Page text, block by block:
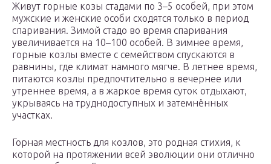
Живут горные козы стадами по 3–5 особей, при этом
мужские и женские особи сходятся только в период
спаривания. Зимой стадо во время спаривания
увеличивается на 10–100 особей. В зимнее время,
горные козлы вместе с семейством спускаются в
равнины, где климат намного мягче. В летнее время,
питаются козлы предпочтительно в вечернее или
утреннее время, а в жаркое время суток отдыхают,
укрываясь на труднодоступных и затемнённых
участках.
Горная местность для козлов, это родная стихия, к
которой на протяжении всей эволюции они отлично